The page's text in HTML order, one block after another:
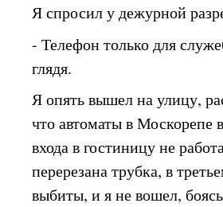
Я спросил у дежурной
- Телефон только для
глядя.
Я опять вышел на улицу,
что автоматы в Москорепе
входа в гостиницу не
перерезана трубка, в
выбиты, и я не вошел,